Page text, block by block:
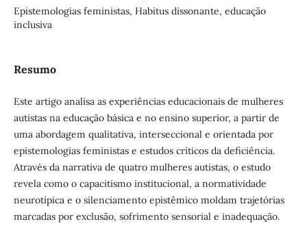
Epistemologias feministas, Habitus dissonante, educação
inclusiva
Resumo
Este artigo analisa as experiências educacionais de mulheres
autistas na educação básica e no ensino superior, a partir de
uma abordagem qualitativa, interseccional e orientada por
epistemologias feministas e estudos críticos da deficiência.
Através da narrativa de quatro mulheres autistas, o estudo
revela como o capacitismo institucional, a normatividade
neurotípica e o silenciamento epistêmico moldam trajetórias
marcadas por exclusão, sofrimento sensorial e inadequação.